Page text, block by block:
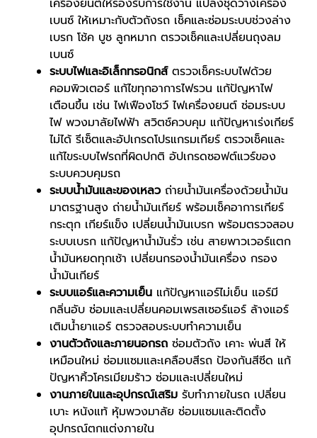
เบนซ์ ให้เหมาะกับตัวถังรถ เช็คและซ่อมระบบช่วงล่าง
เบรก โช้ค บูช ลูกหมาก ตรวจเช็คและเปลี่ยนถุงลม
เบนซ์
ระบบไฟและอิเล็กทรอนิกส์ตรวจเช็คระบบไฟด้วย
คอมพิวเตอร์ แก้ไขทุกอาการไฟรวน แก้ปัญหาไฟ
เตือนขึ้น เช่น ไฟเฟืองโชว์ ไฟเครื่องยนต์ ซ่อมระบบ
ไฟ พวงมาลัยไฟฟ้า สวิตช์ควบคุม แก้ปัญหาเร่งเกียร์
ไม่ได้ รีเซ็ตและอัปเกรดโปรแกรมเกียร์ ตรวจเช็คและ
แก้ไขระบบไฟรถที่ผิดปกติ อัปเกรดซอฟต์แวร์ของ
ระบบควบคุมรถ
ระบบน้ำมันและของเหลวถ่ายน้ำมันเครื่องด้วยน้ำมัน
มาตรฐานสูง ถ่ายน้ำมันเกียร์ พร้อมเช็คอาการเกียร์
กระตุก เกียร์แข็ง เปลี่ยนน้ำมันเบรก พร้อมตรวจสอบ
ระบบเบรก แก้ปัญหาน้ำมันรั่ว เช่น สายพาวเวอร์แตก
น้ำมันหยดทุกเช้า เปลี่ยนกรองน้ำมันเครื่อง กรอง
น้ำมันเกียร์
ระบบแอร์และความเย็น แก้ปัญหาแอร์ไม่เย็น แอร์มี
กลิ่นอับ ซ่อมและเปลี่ยนคอมเพรสเซอร์แอร์ ล้างแอร์
เติมน้ำยาแอร์ ตรวจสอบระบบทำความเย็น
งานตัวถังและภายนอกรถ ซ่อมตัวถัง เคาะ พ่นสี ให้
เหมือนใหม่ ซ่อมแซมและเคลือบสีรถ ป้องกันสีซีด แก้
ปัญหาคิ้วโครเมียมร้าว ซ่อมและเปลี่ยนใหม่
งานภายในและอุปกรณ์เสริม รับทำภายในรถ เปลี่ยน
เบาะ หนังแท้ หุ้มพวงมาลัย ซ่อมแซมและติดตั้ง
อุปกรณ์ตกแต่งภายใน